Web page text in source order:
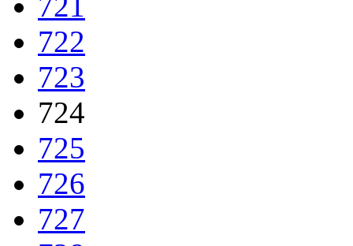
722
723
724
725
726
727